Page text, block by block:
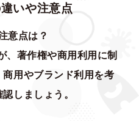
いや注意点
意点は？
、著作権や商用利用に制
用やブランド利用を考
しましょう。